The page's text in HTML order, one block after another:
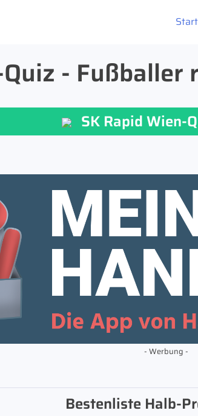
- Fußballer
SK Rapid Wien-
- Werbung -
Bestenliste Halb-